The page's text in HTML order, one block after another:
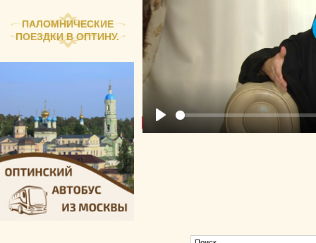
ПАЛОМНИЧЕСКИЕ
ПОЕЗДКИ В ОПТИНУ.